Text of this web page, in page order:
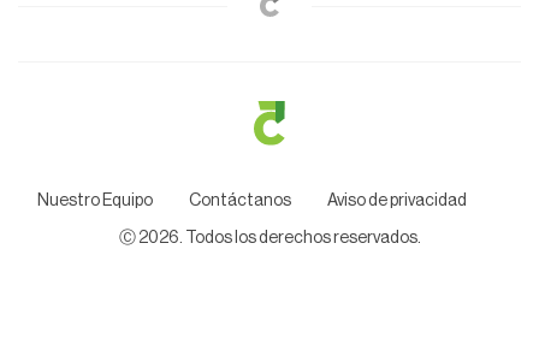
Nuestro Equipo Contáctanos Aviso de privacidad
Ⓒ 2026. Todos los derechos reservados.